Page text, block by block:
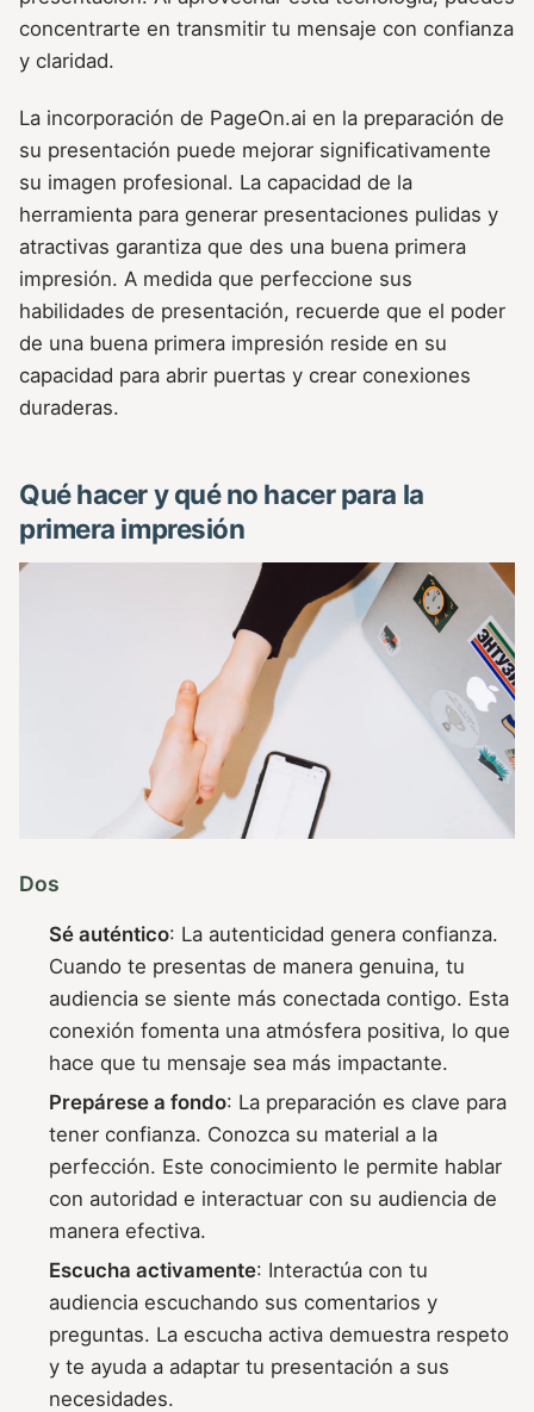
concentrarte en transmitir tu mensaje con confianza
y claridad.
La incorporación de PageOn.ai en la preparación de
su presentación puede mejorar significativamente
su imagen profesional. La capacidad de la
herramienta para generar presentaciones pulidas y
atractivas garantiza que des una buena primera
impresión. A medida que perfeccione sus
habilidades de presentación, recuerde que el poder
de una buena primera impresión reside en su
capacidad para abrir puertas y crear conexiones
duraderas.
Qué hacer y qué no hacer para la
primera impresión
Dos
Sé auténtico: La autenticidad genera confianza.
Cuando te presentas de manera genuina, tu
audiencia se siente más conectada contigo. Esta
conexión fomenta una atmósfera positiva, lo que
hace que tu mensaje sea más impactante.
Prepárese a fondo: La preparación es clave para
tener confianza. Conozca su material a la
perfección. Este conocimiento le permite hablar
con autoridad e interactuar con su audiencia de
manera efectiva.
Escucha activamente: Interactúa con tu
audiencia escuchando sus comentarios y
preguntas. La escucha activa demuestra respeto
y te ayuda a adaptar tu presentación a sus
necesidades.